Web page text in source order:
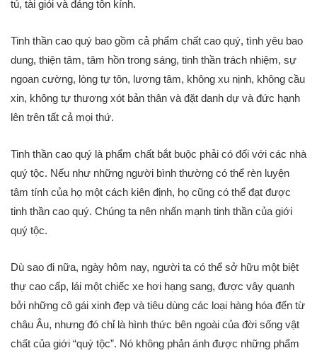
tú, tài giỏi và đáng tôn kính.
Tinh thần cao quý bao gồm cả phẩm chất cao quý, tình yêu bao
dung, thiện tâm, tâm hồn trong sáng, tinh thần trách nhiệm, sự
ngoan cường, lòng tự tôn, lương tâm, không xu nịnh, không cầu
xin, không tự thương xót bản thân và đặt danh dự và đức hạnh
lên trên tất cả mọi thứ.
Tinh thần cao quý là phẩm chất bắt buộc phải có đối với các nhà
quý tộc. Nếu như những người bình thường có thể rèn luyện
tâm tính của họ một cách kiên định, họ cũng có thể đạt được
tinh thần cao quý. Chúng ta nên nhấn mạnh tinh thần của giới
quý tộc.
Dù sao đi nữa, ngày hôm nay, người ta có thể sở hữu một biệt
thự cao cấp, lái một chiếc xe hơi hạng sang, được vây quanh
bởi những cô gái xinh đẹp và tiêu dùng các loại hàng hóa đến từ
châu Âu, nhưng đó chỉ là hình thức bên ngoài của đời sống vật
chất của giới “quý tộc”. Nó không phản ánh được những phẩm